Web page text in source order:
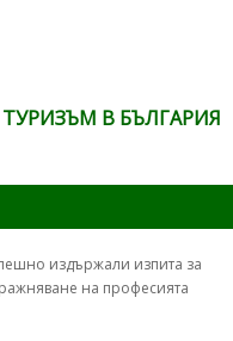
ТУРИЗЪМ В БЪЛГАРИЯ
издържали изпита за
на професията